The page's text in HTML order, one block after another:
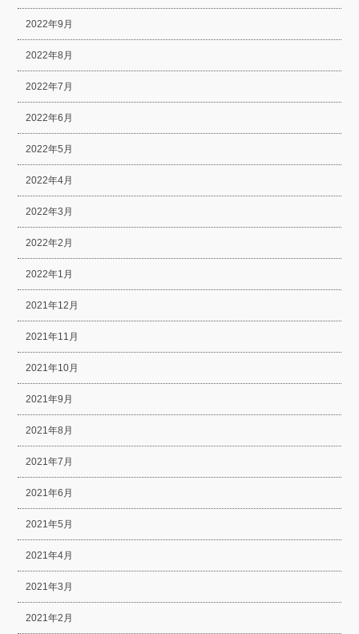
2022年9月
2022年8月
2022年7月
2022年6月
2022年5月
2022年4月
2022年3月
2022年2月
2022年1月
2021年12月
2021年11月
2021年10月
2021年9月
2021年8月
2021年7月
2021年6月
2021年5月
2021年4月
2021年3月
2021年2月